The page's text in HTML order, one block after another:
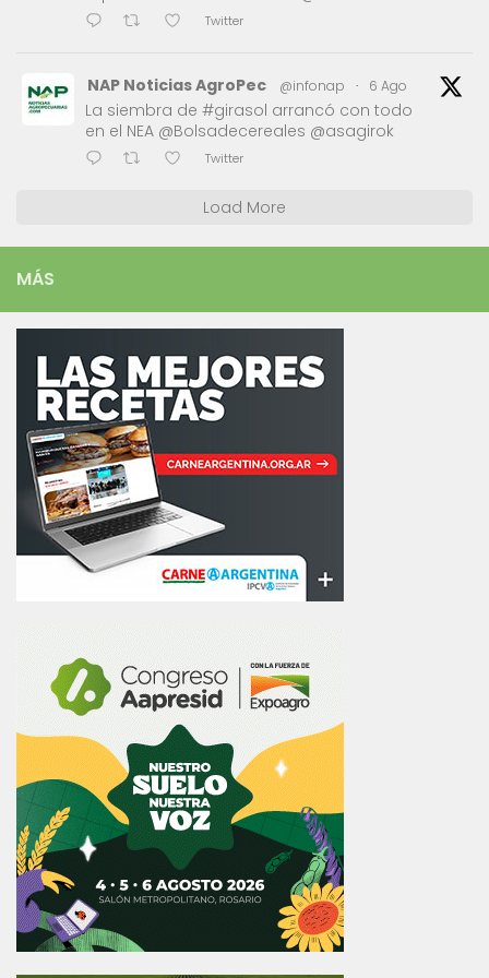
Twitter
NAP Noticias AgroPec @infonap · 6 Ago
La siembra de #girasol arrancó con todo
en el NEA @Bolsadecereales @asagirok
Twitter
Load More
MÁS